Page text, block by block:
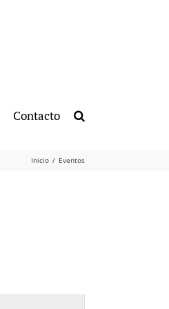
Contacto
Inicio Eventos